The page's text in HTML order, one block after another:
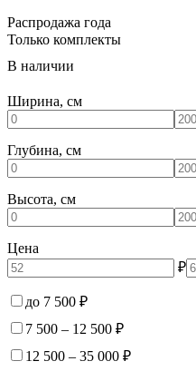
Распродажа года
Только комплекты
В наличии
Ширина, см
Глубина, см
Высота, см
Цена
₽
до 7 500 ₽
7 500 – 12 500 ₽
12 500 – 35 000 ₽